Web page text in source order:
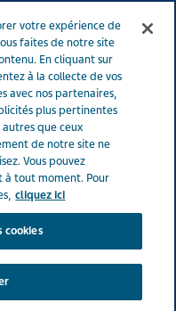
Menu
48 MUI/0.8 ml (bte de
48 MUI/0.8
votre expérience de
faites de notre site
En cliquant sur
à la collecte de vos
avec nos partenaires,
plus pertinentes
que ceux
de notre site ne
Vous pouvez
à tout moment. Pour
cliquez ici
cookies